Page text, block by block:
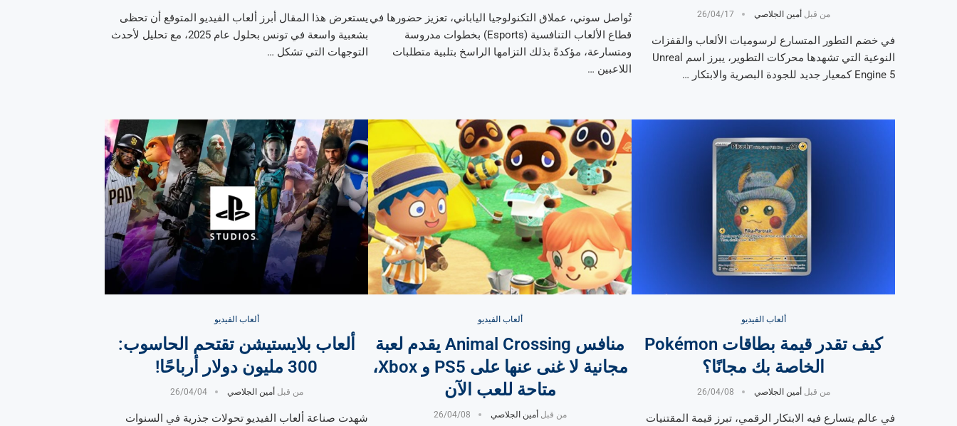
من قبلأمين الجلاصي 26/04/17
في خضم التطور المتسارع لرسوميات الألعاب والقفزات
النوعية التي تشهدها محركات التطوير، يبرز اسم Unreal
Engine 5 كمعيار جديد للجودة البصرية والابتكار …
تُواصل سوني، عملاق التكنولوجيا الياباني، تعزيز حضورها في
قطاع الألعاب التنافسية (Esports) بخطوات مدروسة
ومتسارعة، مؤكدةً بذلك التزامها الراسخ بتلبية متطلبات
اللاعبين …
يستعرض هذا المقال أبرز ألعاب الفيديو المتوقع أن تحظى
بشعبية واسعة في تونس بحلول عام 2025، مع تحليل لأحدث
التوجهات التي تشكل …
ألعاب الفيديو
كيف تقدر قيمة بطاقات Pokémon
الخاصة بك مجانًا؟
من قبل أمين الجلاصي 26/04/08
في عالم يتسارع فيه الابتكار الرقمي، تبرز قيمة المقتنيات
ألعاب الفيديو
منافس Animal Crossing يقدم لعبة
مجانية لا غنى عنها على PS5 و Xbox،
متاحة للعب الآن
من قبل أمين الجلاصي 26/04/08
ألعاب الفيديو
ألعاب بلايستيشن تقتحم الحاسوب:
300 مليون دولار أرباحًا!
من قبل أمين الجلاصي 26/04/04
شهدت صناعة ألعاب الفيديو تحولات جذرية في السنوات